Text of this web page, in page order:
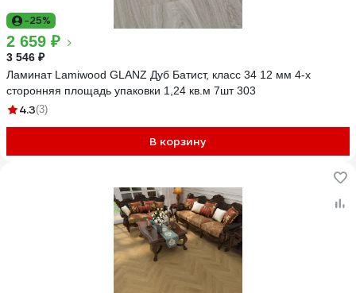
-25%
2 659 ₽
3 546 ₽
Ламинат Lamiwood GLANZ Дуб Батист, класс 34 12 мм 4-х
сторонняя площадь упаковки 1,24 кв.м 7шт 303
4.3(3)
В корзину